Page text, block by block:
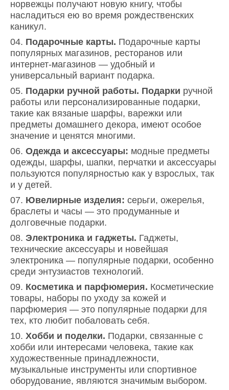
норвежцы получают новую книгу, чтобы
насладиться ею во время рождественских
каникул.
Подарочные карты. Подарочные карты
популярных магазинов, ресторанов или
интернет-магазинов — удобный и
универсальный вариант подарка.
Подарки ручной работы. Подарки ручной
работы или персонализированные подарки,
такие как вязаные шарфы, варежки или
предметы домашнего декора, имеют особое
значение и ценятся многими.
Одежда и аксессуары: модные предметы
одежды, шарфы, шапки, перчатки и аксессуары
пользуются популярностью как у взрослых, так
и у детей.
Ювелирные изделия: серьги, ожерелья,
браслеты и часы — это продуманные и
долговечные подарки.
Электроника и гаджеты. Гаджеты,
технические аксессуары и новейшая
электроника — популярные подарки, особенно
среди энтузиастов технологий.
Косметика и парфюмерия. Косметические
товары, наборы по уходу за кожей и
парфюмерия — это популярные подарки для
тех, кто любит побаловать себя.
Хобби и поделки. Подарки, связанные с
хобби или интересами человека, такие как
художественные принадлежности,
музыкальные инструменты или спортивное
оборудование, являются значимым выбором.